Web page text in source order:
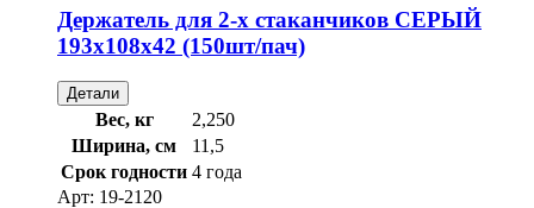
Держатель для 2-х стаканчиков СЕРЫЙ
193х108х42 (150шт/пач)
Детали
Вес, кг
2,250
Ширина, см
11,5
Срок годности 4 года
Арт: 19-2120